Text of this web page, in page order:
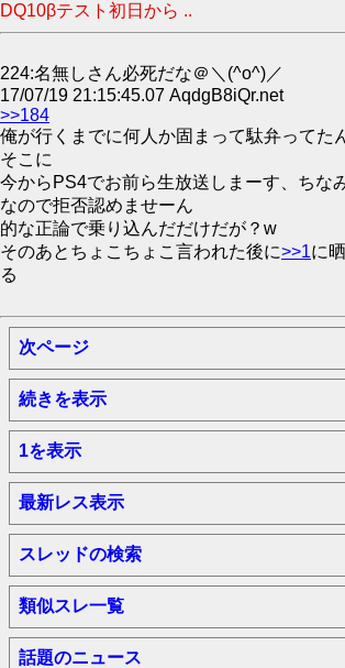
DQ10βテスト初日から ..
224:名無しさん必死だな＠＼(^o^)／
17/07/19 21:15:45.07 AqdgB8iQr.net
>>184
俺が行くまでに何人か固まって駄弁ってた
そこに
今からPS4でお前ら生放送しまーす、ちな
なので拒否認めませーん
的な正論で乗り込んだだけだが？w
そのあとちょこちょこ言われた後に>>1に
る
次ページ
続きを表示
1を表示
最新レス表示
スレッドの検索
類似スレ一覧
話題のニュース